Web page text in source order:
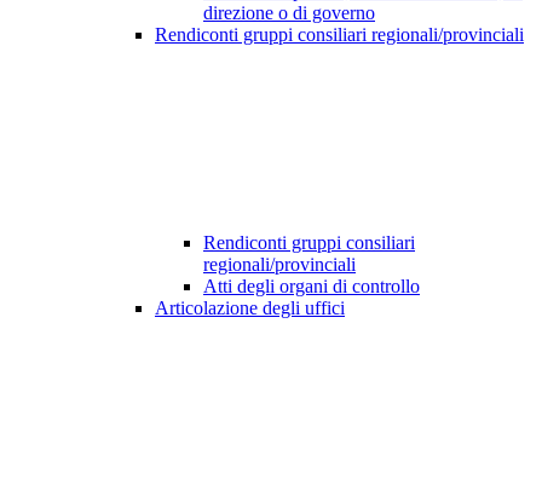
direzione o di governo
Rendiconti gruppi consiliari regionali/provinciali
Rendiconti gruppi consiliari
regionali/provinciali
Atti degli organi di controllo
Articolazione degli uffici